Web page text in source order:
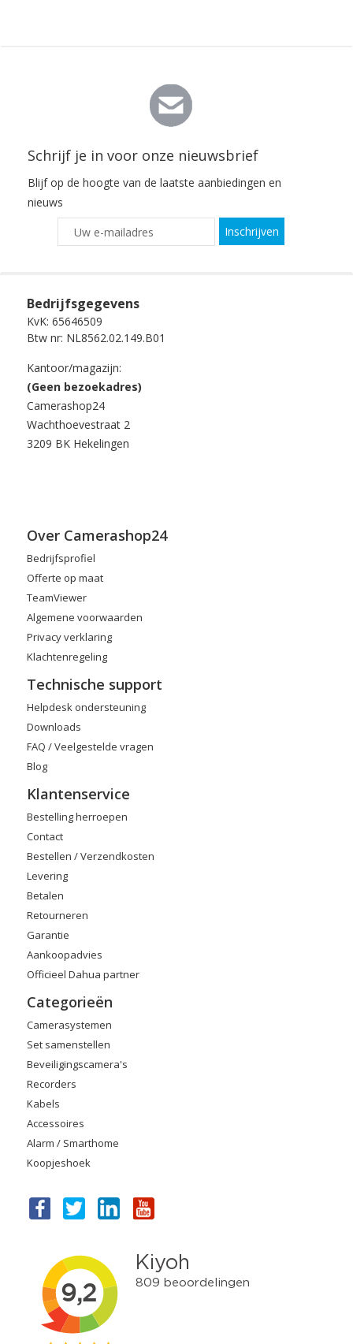
Schrijf je in voor onze nieuwsbrief
Blijf op de hoogte van de laatste aanbiedingen en
nieuws
Inschrijven
Bedrijfsgegevens
KvK: 65646509
Btw nr: NL8562.02.149.B01
Kantoor/magazijn:
(Geen bezoekadres)
Camerashop24
Wachthoevestraat 2
3209 BK Hekelingen
Over Camerashop24
Bedrijfsprofiel
Offerte op maat
TeamViewer
Algemene voorwaarden
Privacy verklaring
Klachtenregeling
Technische support
Helpdesk ondersteuning
Downloads
FAQ / Veelgestelde vragen
Blog
Klantenservice
Bestelling herroepen
Contact
Bestellen / Verzendkosten
Levering
Betalen
Retourneren
Garantie
Aankoopadvies
Officieel Dahua partner
Categorieën
Camerasystemen
Set samenstellen
Beveiligingscamera's
Recorders
Kabels
Accessoires
Alarm / Smarthome
Koopjeshoek